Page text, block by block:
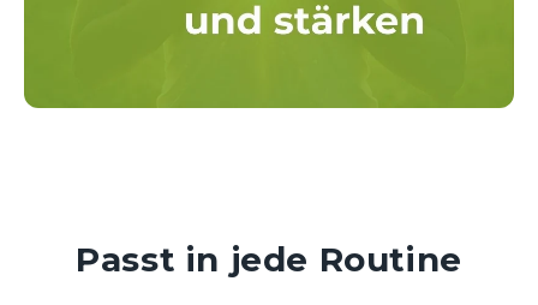
Passt in jede Routine